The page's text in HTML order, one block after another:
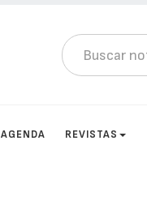
AGENDA REVISTAS